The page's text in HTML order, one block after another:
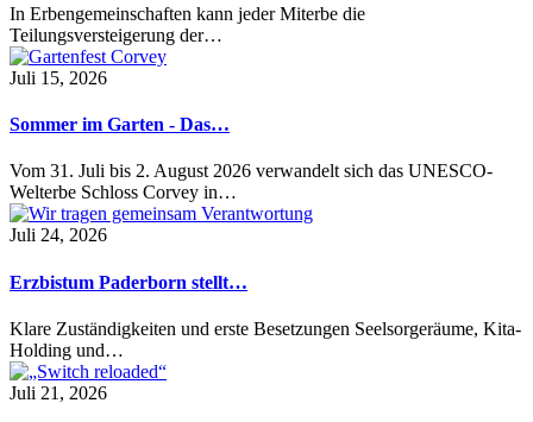
In Erbengemeinschaften kann jeder Miterbe die
Teilungsversteigerung der…
Juli 15, 2026
Sommer im Garten - Das…
Vom 31. Juli bis 2. August 2026 verwandelt sich das UNESCO-
Welterbe Schloss Corvey in…
Juli 24, 2026
Erzbistum Paderborn stellt…
Klare Zuständigkeiten und erste Besetzungen Seelsorgeräume, Kita-
Holding und…
Juli 21, 2026